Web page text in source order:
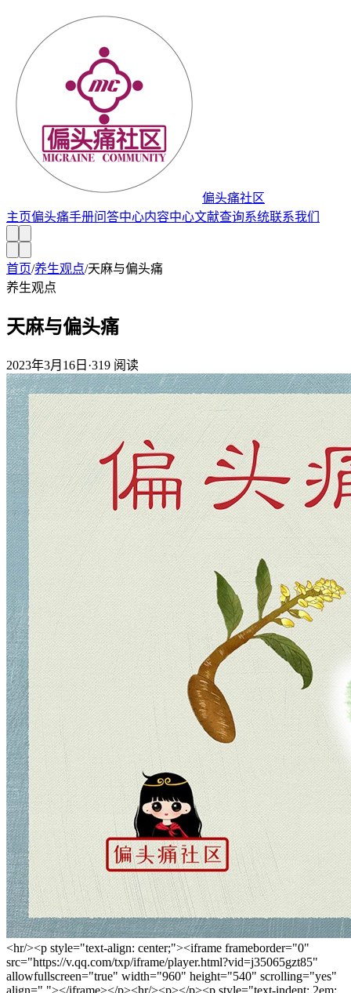
偏头痛社区
主页偏头痛手册问答中心内容中心文献查询系统联系我们
首页/养生观点/天麻与偏头痛
养生观点
天麻与偏头痛
2023年3月16日 ·319 阅读
<hr/><p style="text-align: center;"><iframe frameborder="0"
src="https://v.qq.com/txp/iframe/player.html?vid=j35065gzt85"
allowfullscreen="true" width="960" height="540" scrolling="yes"
align=" "></iframe></p><hr/><p></p><p style="text-indent: 2em;